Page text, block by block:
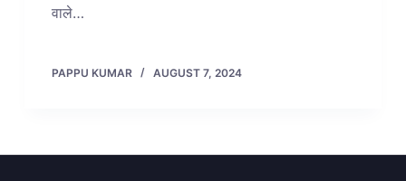
वाले…
PAPPU KUMAR AUGUST 7, 2024